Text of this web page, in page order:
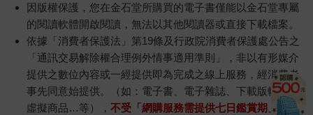
因版權保護，您在金石堂所購買的電子書僅能以金石堂專屬
的閱讀軟體開啟閱讀，無法以其他閱讀器或直接下載檔案。
依據「消費者保護法」第19條及行政院消費者保護處公告之
「通訊交易解除權合理例外情事適用準則」，非以有形媒介
提供之數位內容或一經提供即為完成之線上服務，經消費者
事先同意始提供。（如：電子書、電子雜誌、下載版軟體、
虛擬商品…等），不受「網購服務需提供七日鑑賞期」的限